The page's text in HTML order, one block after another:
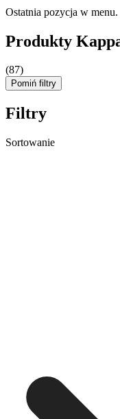
Ostatnia pozycja w
Produkty
(87)
Pomiń filtry
Filtry
Sortowanie